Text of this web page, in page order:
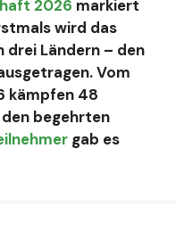
2026 markiert
wird das
Ländern – den
Vom
kämpfen 48
begehrten
gab es